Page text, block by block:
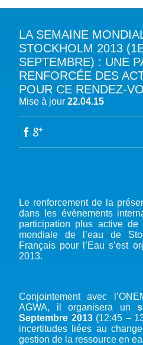
A PROPOS DU PFE
NOTRE MISSION
NOTRE VISION
LES MEMBRES DU PFE
DEVENIR MEMBRE
NOTRE SECRÉTARIAT
NOTRE PLAIDOYER MULTI-
L’EAU DANS LES OBJECTIFS DU
EAU & CLIMAT
NOS PRODUCTIONS
ÉVÉNEMENTS
COP29 CLIMAT – BAKOU 2024
COP28 CLIMAT – DUBAÏ 2023
CONFÉRENCE ONU SUR L’EAU – NEW
TOUS LES ÉVÉNEMENTS
LA SEMAINE
STOCKHOLM 2013
SEPTEMBRE) : UNE
RENFORCÉE DES
POUR CE RENDEZ-
Mise à jour 22.04.15
Le renforcement de la
dans les évènements
participation plus active
mondiale de l’eau de
Français pour l’Eau s’est
2013.
Conjointement avec
AGWA, il organisera un
Septembre 2013(12:45 –
incertitudes liées au
gestion de la ressource en